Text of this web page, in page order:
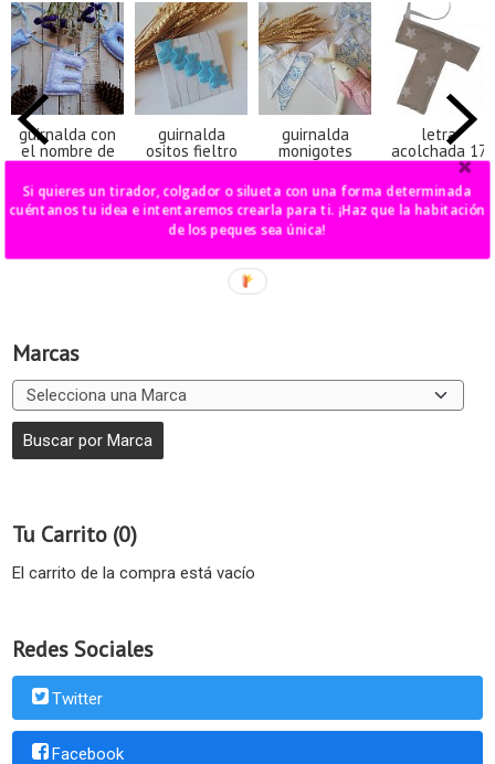
Marcas
Tu Carrito (0)
El carrito de la compra está vacío
Redes Sociales
Twitter
Facebook
guirnalda con
el nombre de
tu bebé
6,00 €
guirnalda
ositos fieltro
azul
5,00 €
guirnalda
monigotes
20,00 €
letra
acolchada 17
cm
8,00 €
Si quieres un tirador, colgador o silueta con una forma determinada
cuéntanos tu idea e intentaremos crearla para ti. ¡Haz que la habitación
de los peques sea única!